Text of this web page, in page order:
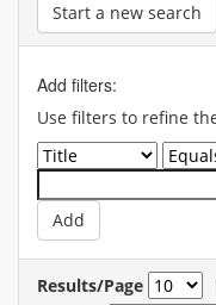
Start a new search
Add filters:
Use filters to refine
Results/Page